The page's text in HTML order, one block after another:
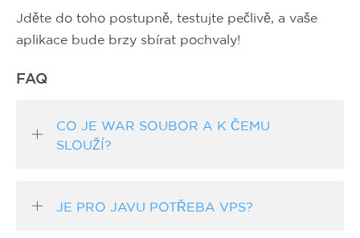
Jděte do toho postupně, testujte pečlivě, a vaše
aplikace bude brzy sbírat pochvaly!
FAQ
CO JE WAR SOUBOR A K ČEMU
SLOUŽÍ?
JE PRO JAVU POTŘEBA VPS?